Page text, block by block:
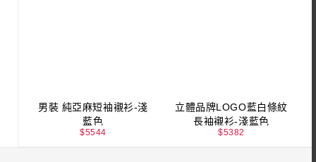
男裝 純亞麻短袖襯衫-淺
藍色
$5544
立體品牌LOGO藍白條紋
長袖襯衫-淺藍色
$5382